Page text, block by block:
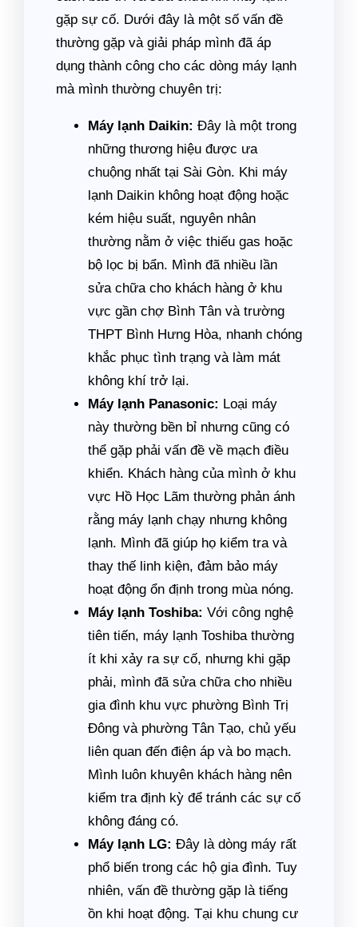
gặp sự cố. Dưới đây là một số vấn đề
thường gặp và giải pháp mình đã áp
dụng thành công cho các dòng máy lạnh
mà mình thường chuyên trị:
Máy lạnh Daikin: Đây là một trong
những thương hiệu được ưa
chuộng nhất tại Sài Gòn. Khi máy
lạnh Daikin không hoạt động hoặc
kém hiệu suất, nguyên nhân
thường nằm ở việc thiếu gas hoặc
bộ lọc bị bẩn. Mình đã nhiều lần
sửa chữa cho khách hàng ở khu
vực gần chợ Bình Tân và trường
THPT Bình Hưng Hòa, nhanh chóng
khắc phục tình trạng và làm mát
không khí trở lại.
Máy lạnh Panasonic: Loại máy
này thường bền bỉ nhưng cũng có
thể gặp phải vấn đề về mạch điều
khiển. Khách hàng của mình ở khu
vực Hồ Học Lãm thường phản ánh
rằng máy lạnh chạy nhưng không
lạnh. Mình đã giúp họ kiểm tra và
thay thế linh kiện, đảm bảo máy
hoạt động ổn định trong mùa nóng.
Máy lạnh Toshiba: Với công nghệ
tiên tiến, máy lạnh Toshiba thường
ít khi xảy ra sự cố, nhưng khi gặp
phải, mình đã sửa chữa cho nhiều
gia đình khu vực phường Bình Trị
Đông và phường Tân Tạo, chủ yếu
liên quan đến điện áp và bo mạch.
Mình luôn khuyên khách hàng nên
kiểm tra định kỳ để tránh các sự cố
không đáng có.
Máy lạnh LG: Đây là dòng máy rất
phổ biến trong các hộ gia đình. Tuy
nhiên, vấn đề thường gặp là tiếng
ồn khi hoạt động. Tại khu chung cư